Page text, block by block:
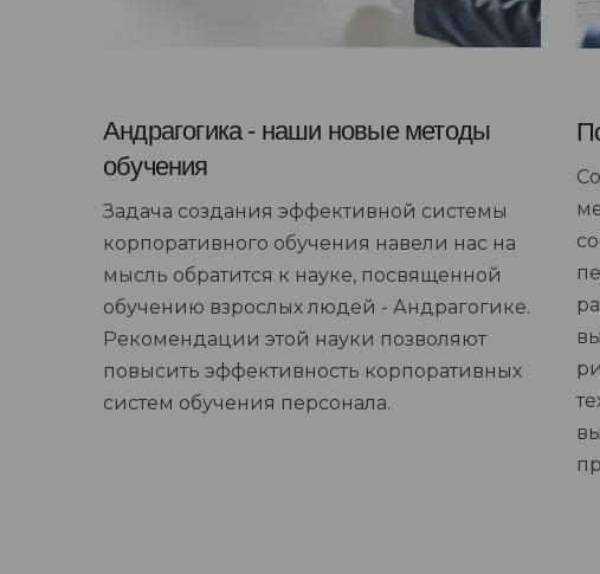
Андрагогика - наши новые методы
обучения
Задача создания эффективной системы
корпоративного обучения навели нас на
мысль обратится к науке, посвященной
обучению взрослых людей - Андрагогике.
Рекомендации этой науки позволяют
повысить эффективность корпоративных
систем обучения персонала.